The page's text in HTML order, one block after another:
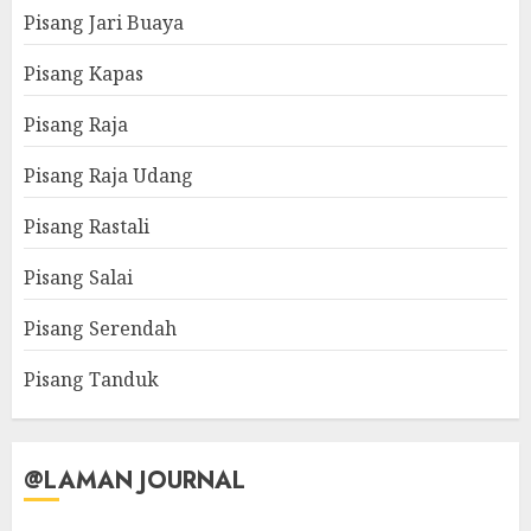
Pisang Jari Buaya
Pisang Kapas
Pisang Raja
Pisang Raja Udang
Pisang Rastali
Pisang Salai
Pisang Serendah
Pisang Tanduk
@LAMAN JOURNAL